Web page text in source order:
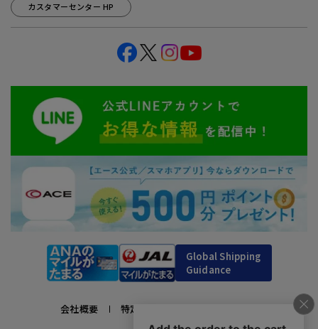
カスタマーセンター HP
Global Shipping
Guidance
会社概要 特定商取引法に基づく表示